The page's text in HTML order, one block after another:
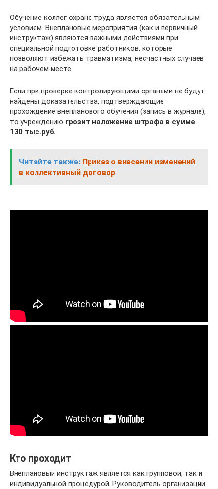
Обучение коллег охране труда является обязательным
условием. Внеплановые мероприятия (как и первичный
инструктаж) являются важными действиями при
специальной подготовке работников, которые
позволяют избежать травматизма, несчастных случаев
на рабочем месте.
Если при проверке контролирующими органами не будут
найдены доказательства, подтверждающие
прохождение внепланового обучения (запись в журнале),
то учреждению грозит наложение штрафа в сумме
130 тыс.руб.
Читайте также: Приказ о внесении изменений
в коллективный договор
Кто проходит
Внеплановый инструктаж является как групповой, так и
индивидуальной процедурой. Руководитель организации